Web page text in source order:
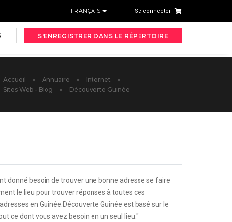
FRANÇAIS Se connecter
S'ENREGISTRER DANS LE RÉPERTOIRE
Accueil Annuaire
Internet
Sites Web - Blog
Découverte Guinée
donné besoin de trouver une bonne adresse se faire
le lieu pour trouver réponses à toutes ces
en Guinée.Découverte Guinée est basé sur le
ce dont vous avez besoin en un seul lieu."